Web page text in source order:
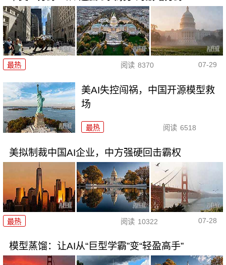
最热 阅读 8370 07-29
美AI失控闯祸，中国开源模型救
场
最热 阅读 6518
美拟制裁中国AI企业，中方强硬回击霸权
最热 阅读 10322 07-28
模型蒸馏：让AI从“巨型学霸”变“轻盈高手”